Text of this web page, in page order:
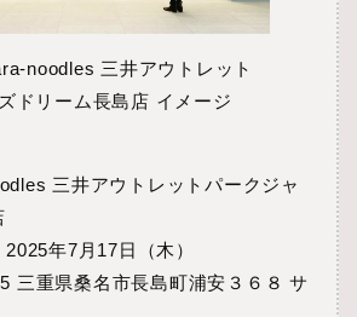
noodles 三井アウトレット
ドリーム長島店 イメージ
三井アウトレットパークジャ
年7月17日（木）
三重県桑名市長島町浦安３６８ サ